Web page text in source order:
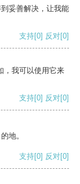
妥善解决，让我能
支持[0] 反对[0]
，我可以使用它来
支持[0] 反对[0]
地。
支持[0] 反对[0]